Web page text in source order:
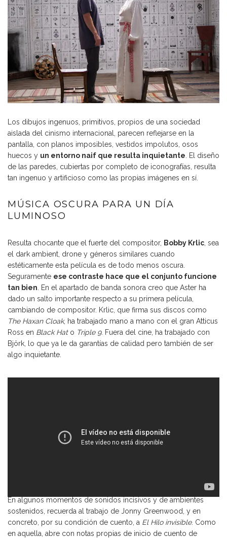
Los dibujos ingenuos, primitivos, propios de una sociedad
aislada del cinismo internacional, parecen reflejarse en la
pantalla, con planos imposibles, vestidos impolutos, osos
huecos y un entorno naif que resulta inquietante. El diseño
de las paredes, cubiertas por completo de iconografías, resulta
tan ingenuo y artificioso como las propias imágenes en sí.
MÚSICA OSCURA PARA UN DÍA
LUMINOSO
Resulta chocante que el fuerte del compositor, Bobby Krlic, sea
el dark ambient, drone y géneros similares cuando
estéticamente esta película es de todo menos oscura.
Seguramente ese contraste hace que el conjunto funcione
tan bien. En el apartado de banda sonora creo que Aster ha
dado un salto importante respecto a su primera película,
cambiando de compositor. Krlic, que firma sus discos como
The Haxan Cloak, ha trabajado mano a mano con el gran Atticus
Ross en Black Hato Triple 9. Fuera del cine, ha trabajado con
Björk, lo que ya le da garantías de calidad pero también de ser
algo inquietante.
En algunos momentos de sonidos incisivos y de ambientes
sostenidos, recuerda al trabajo de Jonny Greenwood, y en
concreto, por su condición de cuento, a El Hilo invisible. Como
en aquella , abre con notas propias de inicio de cuento de